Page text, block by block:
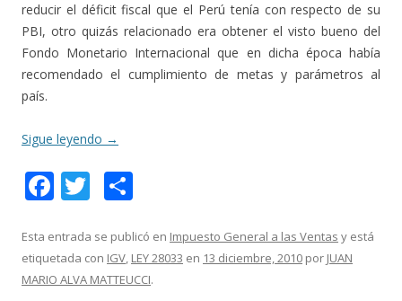
reducir el déficit fiscal que el Perú tenía con respecto de su
PBI, otro quizás relacionado era obtener el visto bueno del
Fondo Monetario Internacional que en dicha época había
recomendado el cumplimiento de metas y parámetros al
país.
Sigue leyendo →
F
e
b
T
itt
er
m
p
Esta entrada se publicó en Impuesto General a las Ventas y está
etiquetada con IGV, LEY 28033 en 13 diciembre, 2010 por JUAN
MARIO ALVA MATTEUCCI.